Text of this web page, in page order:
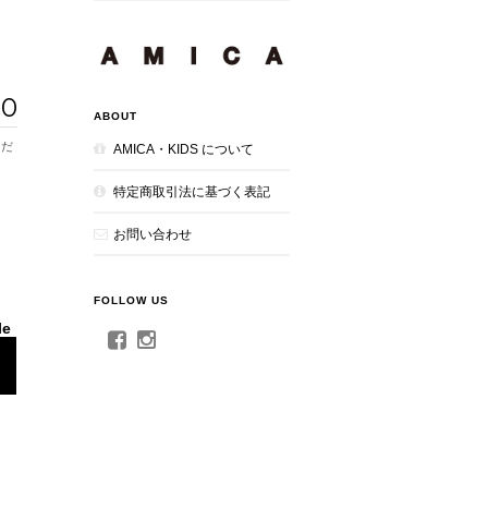
ABOUT
AMICA・KIDS について
特定商取引法に基づく表記
お問い合わせ
FOLLOW US